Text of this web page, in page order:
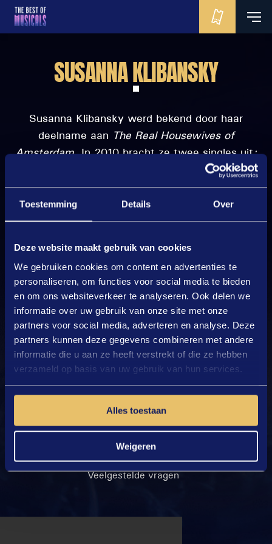
Toestemming Details Over
Deze website maakt gebruik van cookies
We gebruiken cookies om content en advertenties te
personaliseren, om functies voor social media te bieden
en om ons websiteverkeer te analyseren. Ook delen we
informatie over uw gebruik van onze site met onze
partners voor social media, adverteren en analyse. Deze
partners kunnen deze gegevens combineren met andere
informatie die u aan ze heeft verstrekt of die ze hebben
verzameld op basis van uw gebruik van hun services.
Alles toestaan
Weigeren
SUSANNA KLIBANSKY
Susanna Klibansky werd bekend door haar
deelname aan The Real Housewives of
Amsterdam. In 2010 bracht ze twee singles uit:
. Ze kwam
voor het eerst in aanraking met de
musicalwereld in het programma
Stars On
Stagewaar ze derde werd.
Geproduceerd door:
Privacy- en Cookiebeleid
Disclaimer
Pers
Veelgestelde vragen